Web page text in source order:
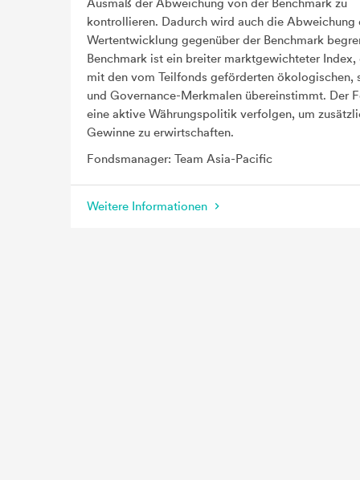
Ausmaß der Abweichung von der Benchmark zu
kontrollieren. Dadurch wird auch die Abweichung
Wertentwicklung gegenüber der Benchmark
Benchmark ist ein breiter marktgewichteter Index,
mit den vom Teilfonds geförderten ökologischen,
und Governance-Merkmalen übereinstimmt. Der
eine aktive Währungspolitik verfolgen, um
Gewinne zu erwirtschaften.
Fondsmanager: Team Asia-Pacific
Weitere Informationen